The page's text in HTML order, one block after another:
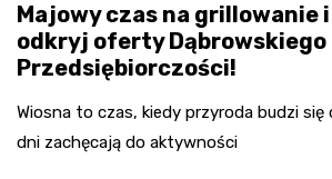
Majowy czas na grillowanie
odkryj oferty
Przedsiębiorczości!
Wiosna to czas, kiedy przyroda budzi się
dni zachęcają do aktywności